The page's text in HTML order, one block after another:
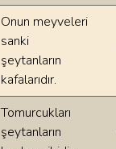
Onun meyveleri
sanki
şeytanların
kafalarıdır.
Tomurcukları
şeytanların